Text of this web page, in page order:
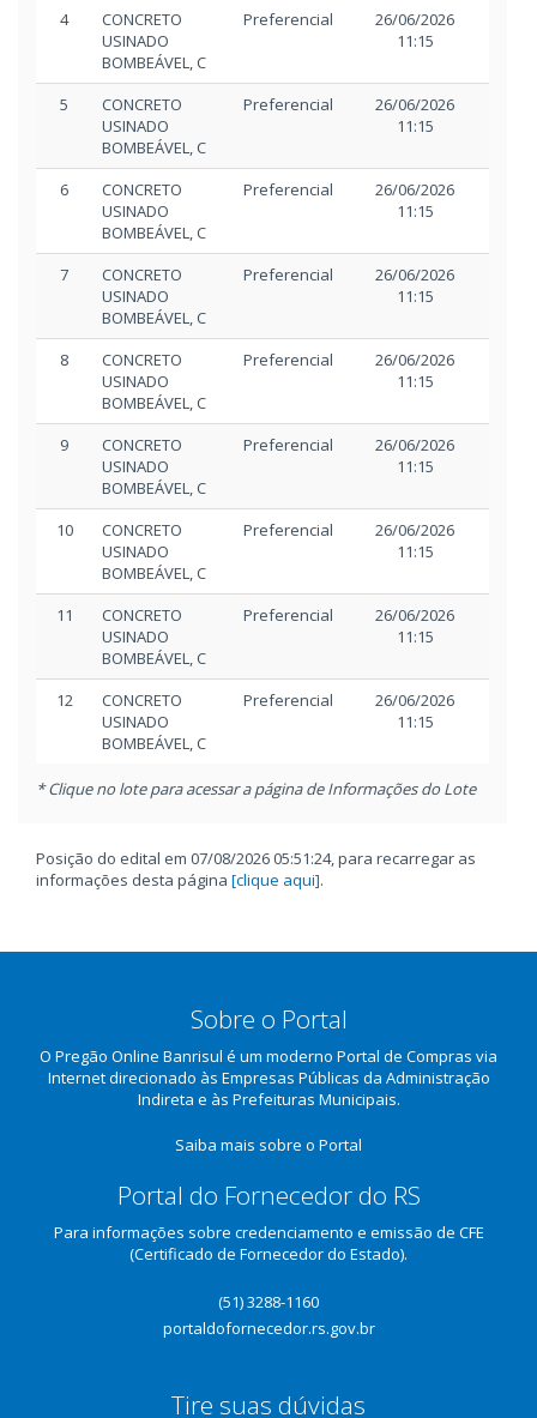
4
CONCRETO
USINADO
BOMBEÁVEL, C
Preferencial
26/06/2026
11:15
5
CONCRETO
USINADO
BOMBEÁVEL, C
Preferencial
26/06/2026
11:15
6
CONCRETO
USINADO
BOMBEÁVEL, C
Preferencial
26/06/2026
11:15
7
CONCRETO
USINADO
BOMBEÁVEL, C
Preferencial
26/06/2026
11:15
8
CONCRETO
USINADO
BOMBEÁVEL, C
Preferencial
26/06/2026
11:15
9
CONCRETO
USINADO
BOMBEÁVEL, C
Preferencial
26/06/2026
11:15
10
CONCRETO
USINADO
BOMBEÁVEL, C
Preferencial
26/06/2026
11:15
11
CONCRETO
USINADO
BOMBEÁVEL, C
Preferencial
26/06/2026
11:15
12
CONCRETO
USINADO
BOMBEÁVEL, C
Preferencial
26/06/2026
11:15
* Clique no lote para acessar a página de Informações do Lote
Posição do edital em 07/08/2026 05:51:24, para recarregar as
informações desta página [clique aqui].
Sobre o Portal
O Pregão Online Banrisul é um moderno Portal de Compras via
Internet direcionado às Empresas Públicas da Administração
Indireta e às Prefeituras Municipais.
Saiba mais sobre o Portal
Portal do Fornecedor do RS
Para informações sobre credenciamento e emissão de CFE
(Certificado de Fornecedor do Estado).
(51) 3288-1160
portaldofornecedor.rs.gov.br
Tire suas dúvidas